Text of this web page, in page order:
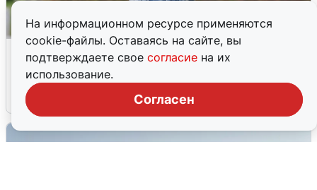
На информационном ресурсе применяются
cookie-файлы. Оставаясь на сайте, вы
подтверждаете свое согласие на их
использование.
Согласен
Волгоградцы остались без
мобильного интернета
6 августа